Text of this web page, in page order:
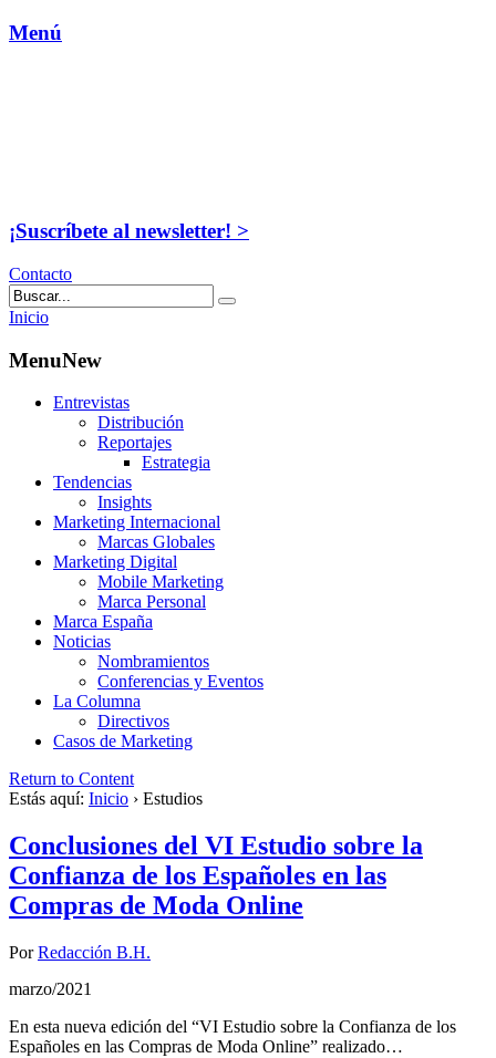
Menú
¡Suscríbete al newsletter! >
Contacto
Inicio
MenuNew
Entrevistas
Distribución
Reportajes
Estrategia
Tendencias
Insights
Marketing Internacional
Marcas Globales
Marketing Digital
Mobile Marketing
Marca Personal
Marca España
Noticias
Nombramientos
Conferencias y Eventos
La Columna
Directivos
Casos de Marketing
Return to Content
Estás aquí: Inicio › Estudios
Conclusiones del VI Estudio sobre la
Confianza de los Españoles en las
Compras de Moda Online
PorRedacción B.H.
marzo/2021
En esta nueva edición del “VI Estudio sobre la Confianza de los
Españoles en las Compras de Moda Online” realizado…